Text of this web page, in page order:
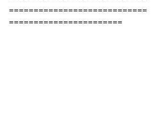
============================
=======================